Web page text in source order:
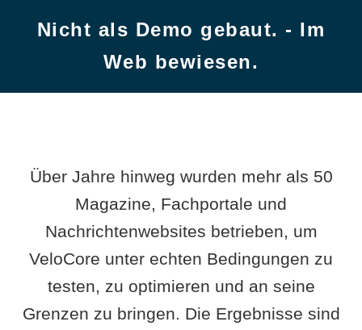
Nicht als Demo gebaut. - Im
Web bewiesen.
Über Jahre hinweg wurden mehr als 50
Magazine, Fachportale und
Nachrichtenwebsites betrieben, um
VeloCore unter echten Bedingungen zu
testen, zu optimieren und an seine
Grenzen zu bringen. Die Ergebnisse sind